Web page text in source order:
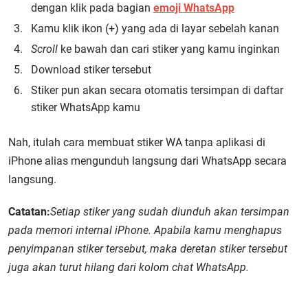
dengan klik pada bagian emoji WhatsApp
Kamu klik ikon (+) yang ada di layar sebelah kanan
Scroll ke bawah dan cari stiker yang kamu inginkan
Download stiker tersebut
Stiker pun akan secara otomatis tersimpan di daftar
stiker WhatsApp kamu
Nah, itulah cara membuat stiker WA tanpa aplikasi di
iPhone alias mengunduh langsung dari WhatsApp secara
langsung.
Catatan:Setiap stiker yang sudah diunduh akan tersimpan
pada memori internal iPhone. Apabila kamu menghapus
penyimpanan stiker tersebut, maka deretan stiker tersebut
juga akan turut hilang dari kolom chat WhatsApp.